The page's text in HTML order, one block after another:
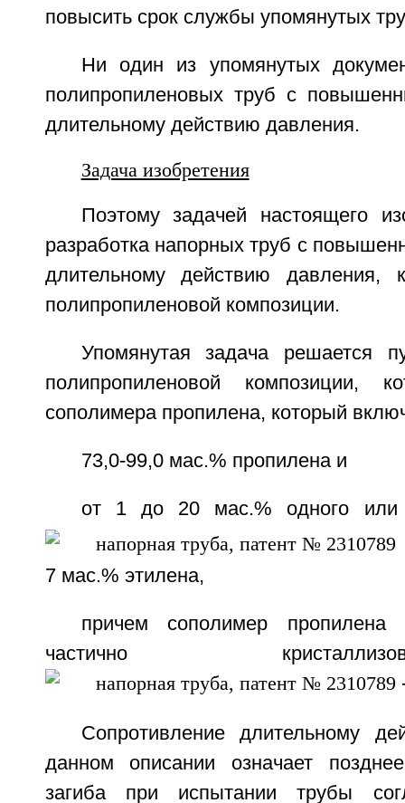
повысить срок службы упомянутых
Ни один из упомянутых
полипропиленовых труб с
длительному действию давления.
Задача изобретения
Поэтому задачей настоящего
разработка напорных труб с
длительному действию давления,
полипропиленовой композиции.
Упомянутая задача решается
полипропиленовой композиции,
сополимера пропилена, который
73,0-99,0 мас.% пропилена и
от 1 до 20 мас.% одного или
7 мас.% этилена,
причем сополимер
частично
Сопротивление длительному
данном описании означает
загиба при испытании трубы